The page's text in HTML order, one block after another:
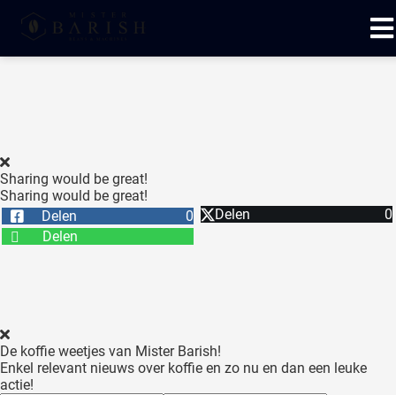
Sharing would be great!
Sharing would be great!
Delen
0 Delen
0
Delen
De koffie weetjes van Mister Barish!
Enkel relevant nieuws over koffie en zo nu en dan een leuke
actie!en